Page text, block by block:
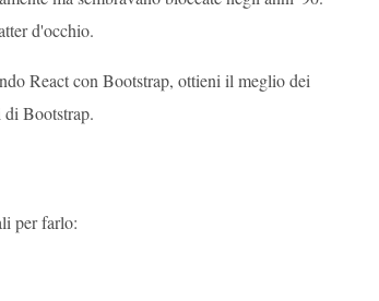
d'occhio.
React con Bootstrap, ottieni il meglio dei
Bootstrap.
per farlo: